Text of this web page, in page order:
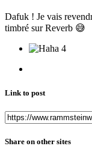
Dafuk ! Je vais
timbré sur Reverb 😅
4
Link to post
Share on other sites